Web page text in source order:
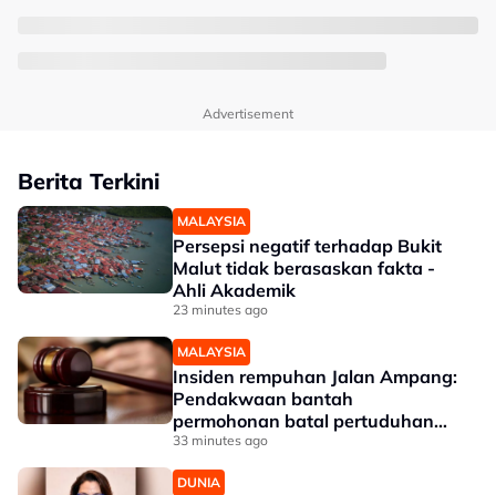
Advertisement
Berita Terkini
MALAYSIA
Persepsi negatif terhadap Bukit
Malut tidak berasaskan fakta -
Ahli Akademik
23 minutes ago
MALAYSIA
Insiden rempuhan Jalan Ampang:
Pendakwaan bantah
permohonan batal pertuduhan
bunuh
33 minutes ago
DUNIA